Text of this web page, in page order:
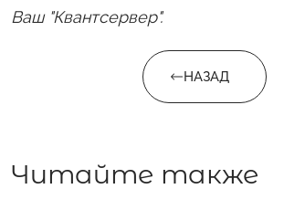
Ваш "Квантсервер".
НАЗАД
Читайте также